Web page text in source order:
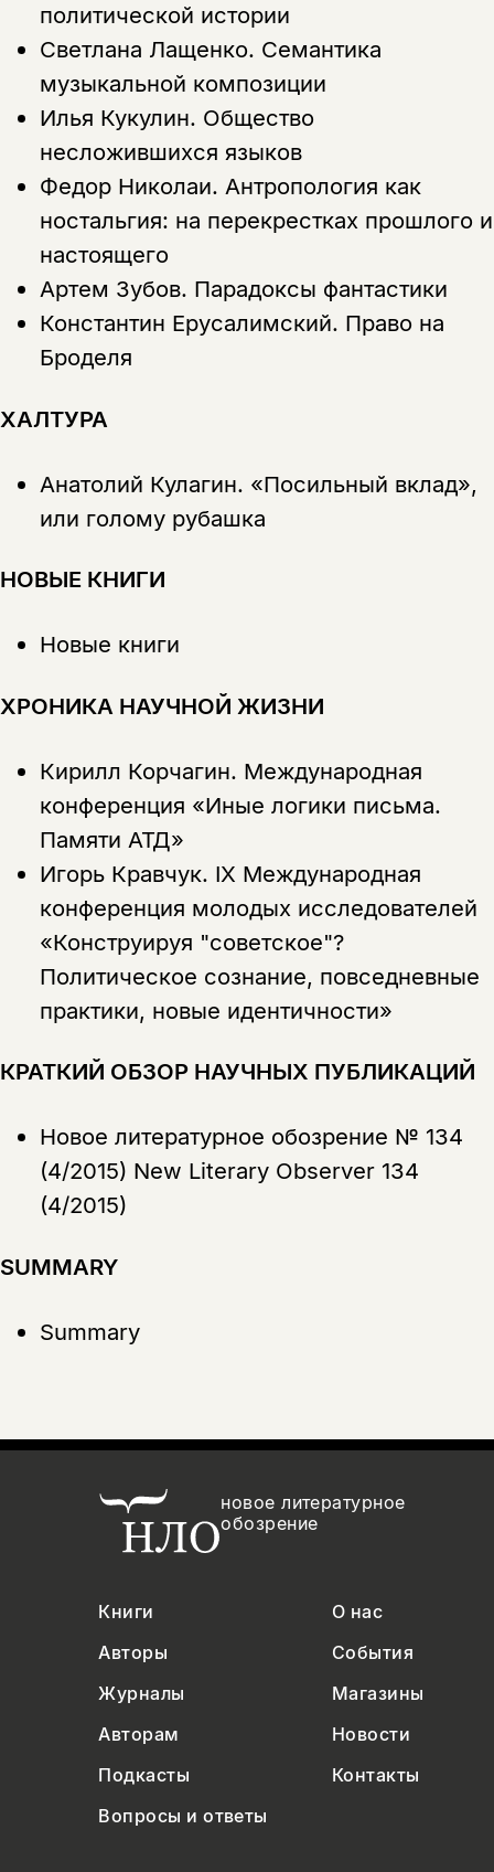
политической истории
Светлана Лащенко. Семантика
музыкальной композиции
Илья Кукулин. Общество
несложившихся языков
Федор Николаи. Антропология как
ностальгия: на перекрестках прошлого и
настоящего
Артем Зубов. Парадоксы фантастики
Константин Ерусалимский. Право на
Броделя
ХАЛТУРА
Анатолий Кулагин. «Посильный вклад»,
или голому рубашка
НОВЫЕ КНИГИ
Новые книги
ХРОНИКА НАУЧНОЙ ЖИЗНИ
Кирилл Корчагин. Международная
конференция «Иные логики письма.
Памяти АТД»
Игорь Кравчук. IX Международная
конференция молодых исследователей
«Конструируя "советское"?
Политическое сознание, повседневные
практики, новые идентичности»
КРАТКИЙ ОБЗОР НАУЧНЫХ ПУБЛИКАЦИЙ
Новое литературное обозрение № 134
(4/2015) New Literary Observer 134
(4/2015)
SUMMARY
Summary
новое литературное
обозрение
Книги
О нас
Авторы
События
Журналы
Магазины
Авторам
Новости
Подкасты
Контакты
Вопросы и ответы